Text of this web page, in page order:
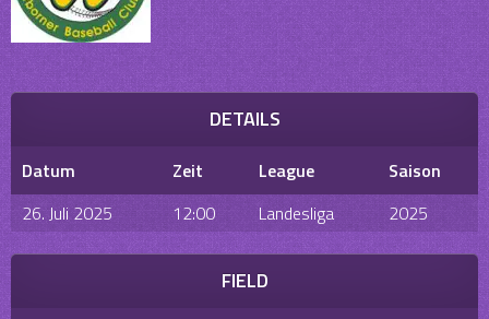
DETAILS
Datum Zeit League
Saison
26. Juli 2025
12:00 Landesliga 2025
FIELD